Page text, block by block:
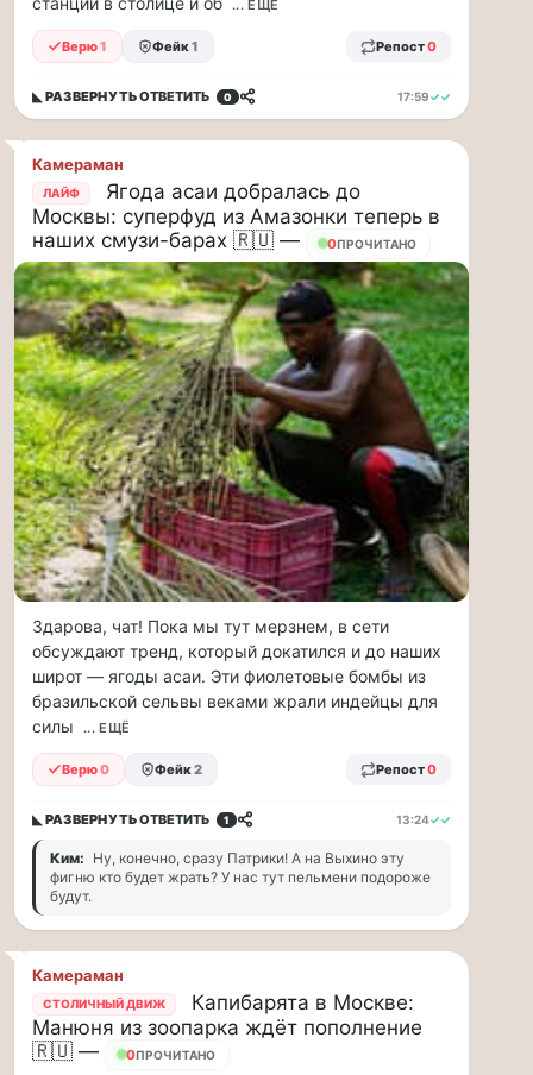
новое
уютное
место
рядом
с
популярной
площадкой
«Гайд
Парк».
Здесь
можно
провести
время
всей
семьей
и
по...
Москвичи,
привет!
Пока
мы
тут
в
столице
обсуждаем…
Москвичи,
привет!
Пока
мы
тут
столице
обсуждаем
новые
тарифы,
электробусы
и
дефицит
курьеров,
в
... ЕЩЁ
Верю1 Фейк1 Репост0
◣ РАЗВЕРНУТЬОТВЕТИТЬ 0 17:59✓✓
Камераман
ЛАЙФ
Ягода асаи добралась до
Москвы: суперфуд из Амазонки теперь в
наших смузи-барах 🇷🇺 —
17ПРОЧИТАНО
Здарова, чат! Пока мы тут мерзнем, в сети
обсуждают тренд, который докатился и до наших
широт — ягоды асаи. Эти фиолетовые бомбы из
бразильской сельвы веками жрали индейцы для
силы
... ЕЩЁ
Верю0 Фейк2 Репост0
◣ РАЗВЕРНУТЬОТВЕТИТЬ 1 13:24✓✓
Ким: Ну, конечно, сразу Патрики! А на Выхино эту
фигню кто будет жрать? У нас тут пельмени подороже
будут.
Камераман
СТОЛИЧНЫЙ ДВИЖ
Капибарята в Москве:
Манюня из зоопарка ждёт пополнение
🇷🇺 —
23ПРОЧИТАНО